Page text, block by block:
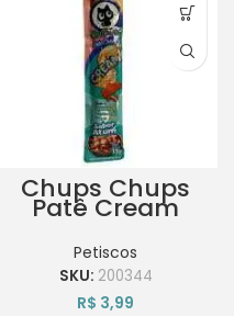
Chups Chups
Patê Cream
Petiscos
SKU: 200344
R$ 3,99